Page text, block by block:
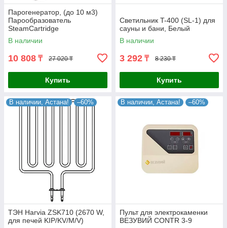
Парогенератор, (до 10 м3)
Парообразователь
SteamCartridge
(СтимКартридж)
В наличии
10 808 ₸ 27 020 ₸
Купить
Светильник T-400 (SL-1) для
сауны и бани, Белый
В наличии
3 292 ₸ 8 230 ₸
Купить
В наличии, Астана! –60%
ТЭН Harvia ZSK710 (2670 W,
для печей KIP/KV/M/V)
В наличии, Астана! –60%
Пульт для электрокаменки
ВЕЗУВИЙ CONTR 3-9